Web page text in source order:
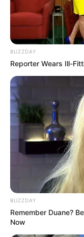
BUZZDAY
Reporter Wears Ill-
BUZZDAY
Remember Duane?
Now